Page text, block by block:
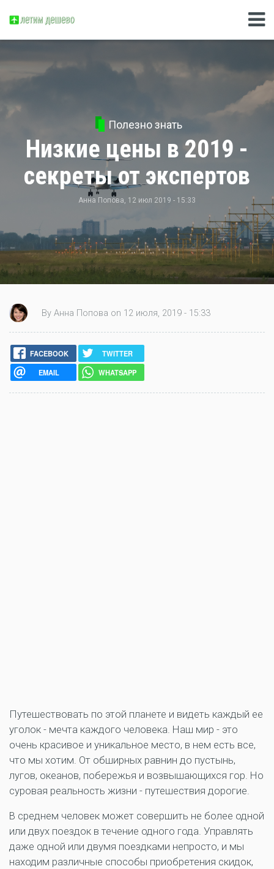
Полезно знать
Низкие цены в 2019 -
секреты от экспертов
Анна Попова , 12 июл 2019 - 15:33
By Анна Попова on 12 июля, 2019 - 15:33
FACEBOOK
TWITTER
EMAIL
WHATSAPP
Путешествовать по этой планете и видеть каждый ее
уголок - мечта каждого человека. Наш мир - это
очень красивое и уникальное место, в нем есть все,
что мы хотим. От обширных равнин до пустынь,
лугов, океанов, побережья и возвышающихся гор. Но
суровая реальность жизни - путешествия дорогие.
В среднем человек может совершить не более одной
или двух поездок в течение одного года. Управлять
даже одной или двумя поездками непросто, и мы
находим различные способы приобретения скидок,